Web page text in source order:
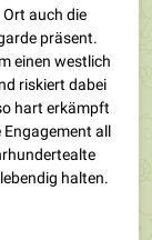
einen westlich
riskiert dabei
hart erkämpft
all
halten.